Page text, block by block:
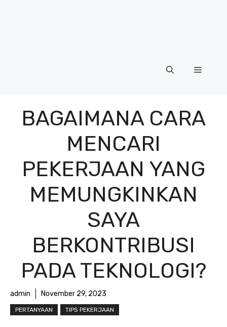
Menu
BAGAIMANA CARA
MENCARI
PEKERJAAN YANG
MEMUNGKINKAN
SAYA
BERKONTRIBUSI
PADA TEKNOLOGI?
admin November 29, 2023
PERTANYAAN TIPS PEKERJAAN